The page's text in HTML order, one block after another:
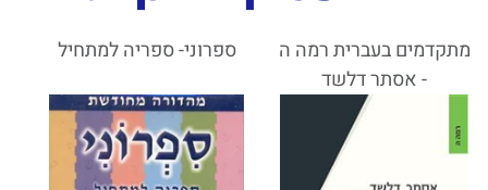
מתקדמים בעברית רמה ה
- אסתר דלשד
ספרוני- ספריה למתחיל